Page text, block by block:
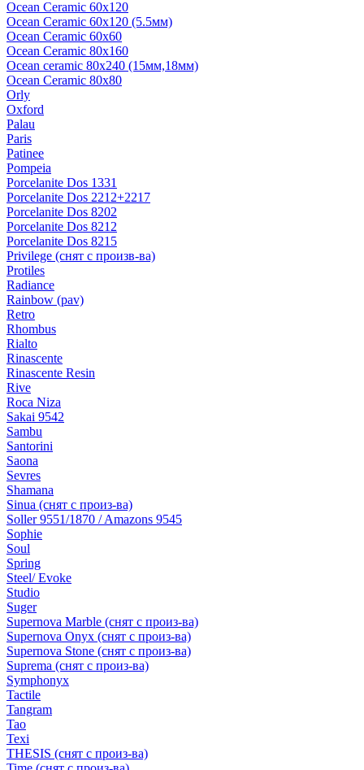
Ocean Ceramic 60х120
Ocean Ceramic 60х120 (5.5мм)
Ocean Ceramic 60х60
Ocean Ceramic 80х160
Ocean ceramic 80х240 (15мм,18мм)
Ocean Ceramic 80х80
Orly
Oxford
Palau
Paris
Patinee
Pompeia
Porcelanite Dos 1331
Porcelanite Dos 2212+2217
Porcelanite Dos 8202
Porcelanite Dos 8212
Porcelanitе Dos 8215
Privilege (снят с произв-ва)
Protiles
Radiance
Rainbow (pav)
Retro
Rhombus
Rialto
Rinascente
Rinascente Resin
Rive
Roca Niza
Sakai 9542
Sambu
Santorini
Saona
Sevres
Shamana
Sinua (снят с произ-ва)
Soller 9551/1870 / Amazons 9545
Sophie
Soul
Spring
Steel/ Evoke
Studio
Suger
Supernova Marble (снят с произ-ва)
Supernova Onyx (снят с произ-ва)
Supernova Stone (снят с произ-ва)
Suprema (снят с произ-ва)
Symphonyx
Tactile
Tangram
Tao
Texi
THESIS (снят с произ-ва)